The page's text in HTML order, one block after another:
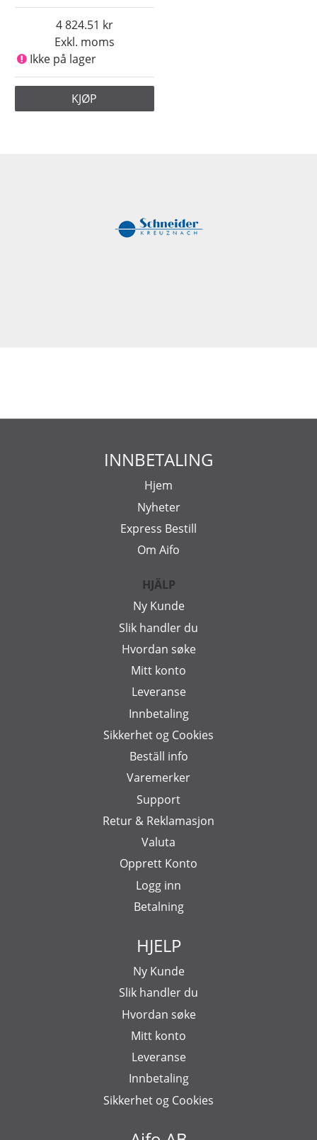
Exkl. moms
4 824.51
Ikke på lager
KJØP
INNBETALING
Hjem
Nyheter
Express Bestill
Om Aifo
HJÄLP
Ny Kunde
Slik handler du
Hvordan søke
Mitt konto
Leveranse
Innbetaling
Sikkerhet og Cookies
Beställ info
Varemerker
Support
Retur & Reklamasjon
Valuta
Opprett Konto
Logg inn
Betalning
HJELP
Ny Kunde
Slik handler du
Hvordan søke
Mitt konto
Leveranse
Innbetaling
Sikkerhet og Cookies